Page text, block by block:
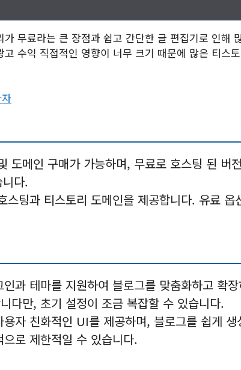
무료라는 큰 장점과 쉽고 간단한 글 편집기로 인해
수익 직접적인 영향이 너무 크기 때문에 많은 티스
도메인 구매가 가능하며, 무료로 호스팅 된 버
다.
스팅과 티스토리 도메인을 제공합니다. 유료 옵
과 테마를 지원하여 블로그를 맞춤화하고 확
다만, 초기 설정이 조금 복잡할 수 있습니다.
자 친화적인 UI를 제공하며, 블로그를 쉽게
로 제한적일 수 있습니다.